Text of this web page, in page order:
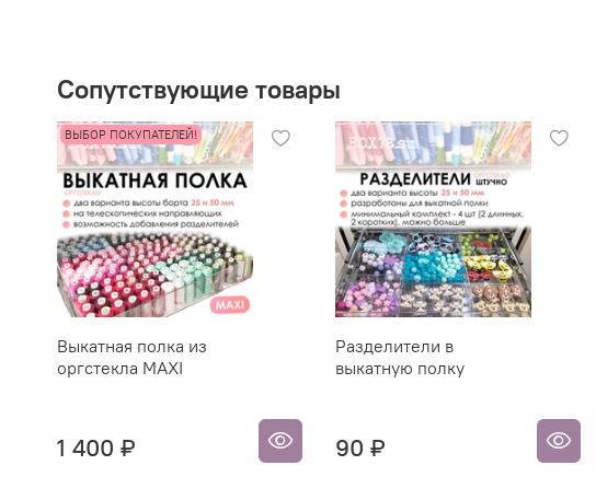
Сопутствующие товары
ВЫБОР ПОКУПАТЕЛЕЙ!
Выкатная полка из
оргстекла MAXI
1 400 ₽
Разделители в
выкатную полку
90 ₽